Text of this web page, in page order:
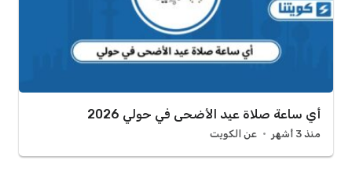
أي ساعة صلاة عيد الأضحى في حولي 2026
منذ 3 أشهر عن الكويت